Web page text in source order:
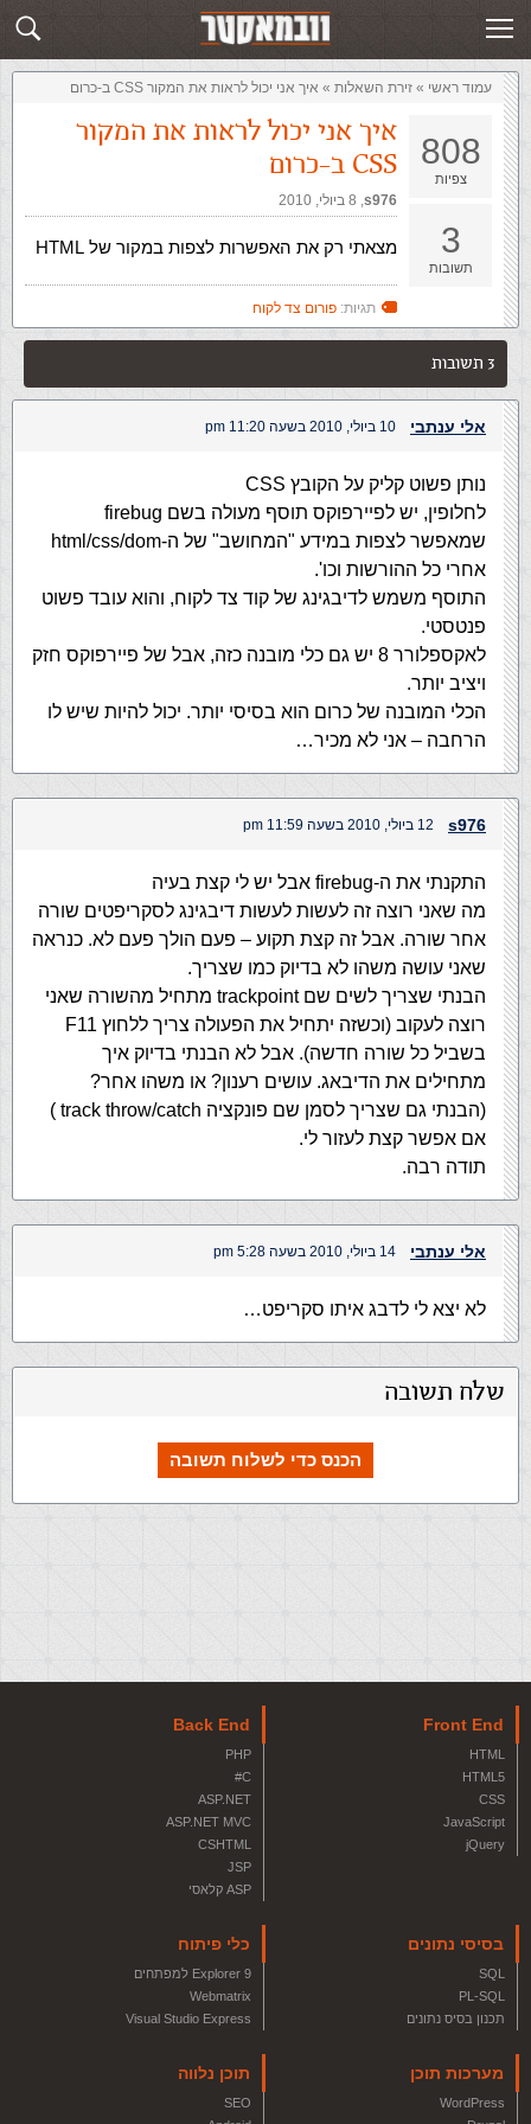
שלח תשובה זירת השאלות
עמוד ראשי » ‏זירת השאלות‏ » איך אני יכול לראות את המקור CSS ב-כרום
808
צפיות
3
תשובות
איך אני יכול לראות את המקור
CSS ב-כרום
s976
,‏ 8 ביולי, 2010
מצאתי רק את האפשרות לצפות במקור של HTML
תגיות: פורום צד לקוח
3 תשובות
אלי ענתבי 10 ביולי, 2010 בשעה 11:20 pm
נותן פשוט קליק על הקובץ CSS
לחלופין, יש לפיירפוקס תוסף מעולה בשם firebug
שמאפשר לצפות במידע "המחושב" של ה-html/css/dom
אחרי כל ההורשות וכו'.
התוסף משמש לדיבגינג של קוד צד לקוח, והוא עובד פשוט
פנטסטי.
לאקספלורר 8 יש גם כלי מובנה כזה, אבל של פיירפוקס חזק
ויציב יותר.
הכלי המובנה של כרום הוא בסיסי יותר. יכול להיות שיש לו
הרחבה – אני לא מכיר…
s976 12 ביולי, 2010 בשעה 11:59 pm
התקנתי את ה-firebug אבל יש לי קצת בעיה
מה שאני רוצה זה לעשות לעשות דיבגינג לסקריפטים שורה
אחר שורה. אבל זה קצת תקוע – פעם הולך פעם לא. כנראה
שאני עושה משהו לא בדיוק כמו שצריך.
הבנתי שצריך לשים שם trackpoint מתחיל מהשורה שאני
רוצה לעקוב (וכשזה יתחיל את הפעולה צריך ללחוץ F11
בשביל כל שורה חדשה). אבל לא הבנתי בדיוק איך
מתחילים את הדיבאג. עושים רענון? או משהו אחר?
(הבנתי גם שצריך לסמן שם פונקציה track throw/catch )
אם אפשר קצת לעזור לי.
תודה רבה.
אלי ענתבי 14 ביולי, 2010 בשעה 5:28 pm
לא יצא לי לדבג איתו סקריפט…
שלח תשובה
הכנס כדי לשלוח תשובה
Front End
HTML
HTML5
CSS
JavaScript
jQuery
Back End
PHP
C#
ASP.NET
ASP.NET MVC
CSHTML
JSP
ASP קלאסי
בסיסי נתונים
SQL
PL-SQL
תכנון בסיס נתונים
כלי פיתוח
Explorer 9 למפתחים
Webmatrix
Visual Studio Express
מערכות תוכן
WordPress
תוכן נלווה
SEO